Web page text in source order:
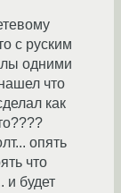
с руским
одними
что
как
опять
что
и будет